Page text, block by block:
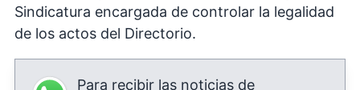
Sindicatura encargada de controlar la legalidad
de los actos del Directorio.
Para recibir las noticias de